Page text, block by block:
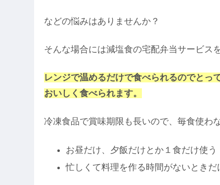
などの悩みはありませんか？
そんな場合には減塩食の宅配弁当サービス
レンジで温めるだけで食べられるのでとっ
おいしく食べられます。
冷凍食品で賞味期限も長いので、毎食使わ
お昼だけ、夕飯だけとか１食だけ使う
忙しくて料理を作る時間がないときだ